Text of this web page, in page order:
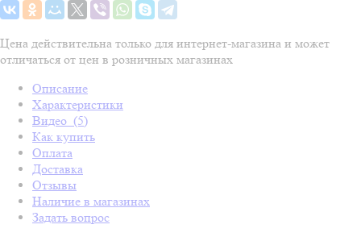
Цена действительна только для интернет-магазина и может
отличаться от цен в розничных магазинах
Описание
Характеристики
Видео (5)
Как купить
Оплата
Доставка
Отзывы
Наличие в магазинах
Задать вопрос